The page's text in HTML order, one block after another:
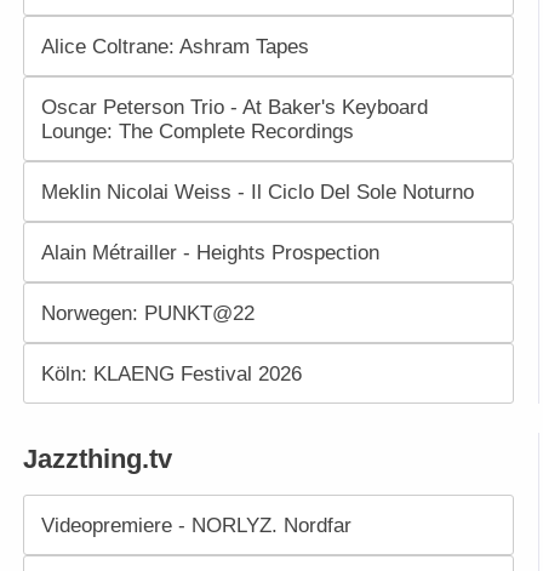
Alice Coltrane: Ashram Tapes
Oscar Peterson Trio - At Baker's Keyboard
Lounge: The Complete Recordings
Meklin Nicolai Weiss - Il Ciclo Del Sole Noturno
Alain Métrailler - Heights Prospection
Norwegen: PUNKT@22
Köln: KLAENG Festival 2026
Jazzthing.tv
Videopremiere - NORLYZ. Nordfar